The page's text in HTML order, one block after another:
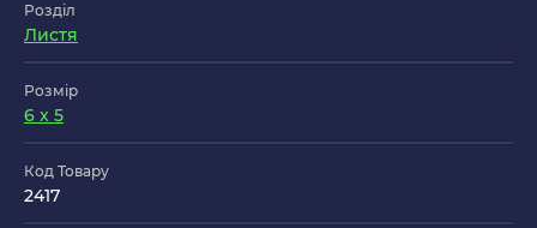
Розділ
Листя
Розмір
6 x 5
Код Товару
2417